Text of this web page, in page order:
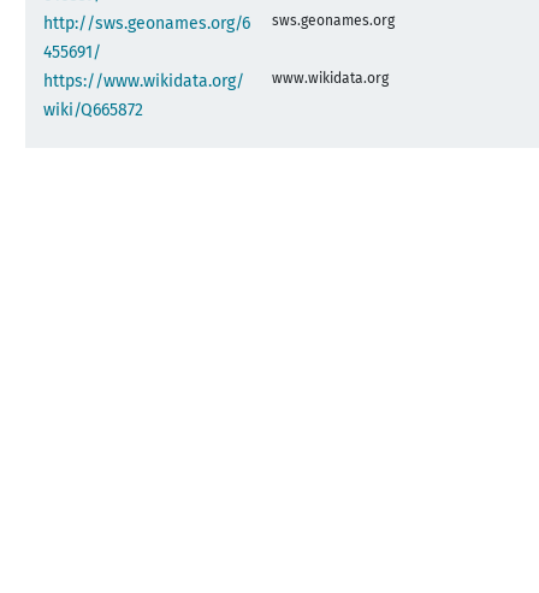
http://sws.geonames.org/6
455691/
sws.geonames.org
https://www.wikidata.org/
wiki/Q665872
www.wikidata.org